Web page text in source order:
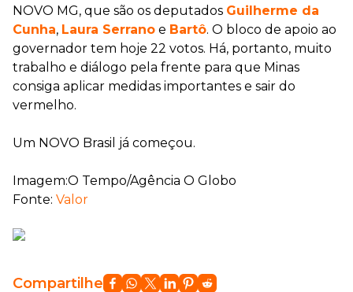
NOVO MG, que são os deputados Guilherme da
Cunha, Laura Serrano e Bartô. O bloco de apoio ao
governador tem hoje 22 votos. Há, portanto, muito
trabalho e diálogo pela frente para que Minas
consiga aplicar medidas importantes e sair do
vermelho.
Um NOVO Brasil já começou.
Imagem:O Tempo/Agência O Globo
Fonte: Valor
Compartilhe